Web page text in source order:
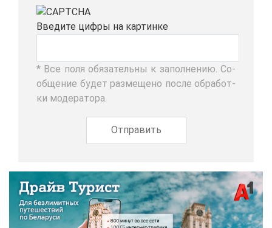
Вве­ди­те циф­ры на кар­тин­ке
* Все по­ля обя­за­тель­ны к за­пол­не­нию. Со­
об­ще­ние бу­дет раз­ме­ще­но по­сле об­ра­бот­
ки мо­де­ра­то­ра.